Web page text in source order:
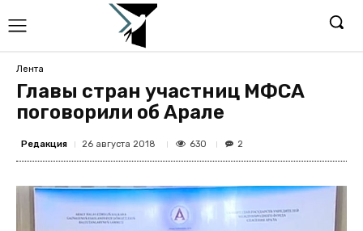
Лента
Главы стран участниц МФСА
поговорили об Арале
Редакция 26 августа 2018 630 2